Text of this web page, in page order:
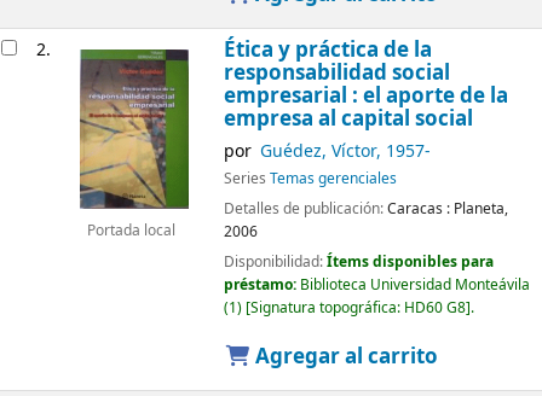
2.
Portada local
Ética y práctica de la
responsabilidad social
empresarial : el aporte de la
empresa al capital social
por Guédez, Víctor, 1957-
Series Temas gerenciales
Detalles de publicación:Caracas : Planeta,
2006
Disponibilidad:Ítems disponibles para
préstamo: Biblioteca Universidad Monteávila
(1) Signatura topográfica: HD60 G8 .
Agregar al carrito